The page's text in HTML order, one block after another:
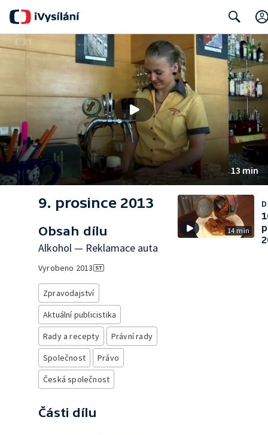
Search
13 min
9. prosince 2013
Obsah dílu
Alkohol — Reklamace auta
Vyrobeno 2013
Zpravodajství
Aktuální publicistika
Rady a recepty
Právní rady
Společnost
Právo
Česká společnost
Části dílu
14 min